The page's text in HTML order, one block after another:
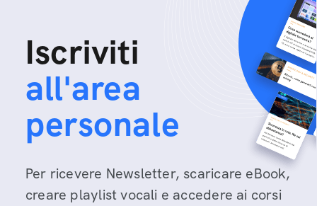
Iscriviti
all'area
personale
Per ricevere Newsletter, scaricare eBook,
creare playlist vocali e accedere ai corsi